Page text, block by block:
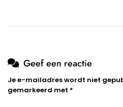
Geef een reactie
Je e-mailadres wordt niet
gemarkeerd met *